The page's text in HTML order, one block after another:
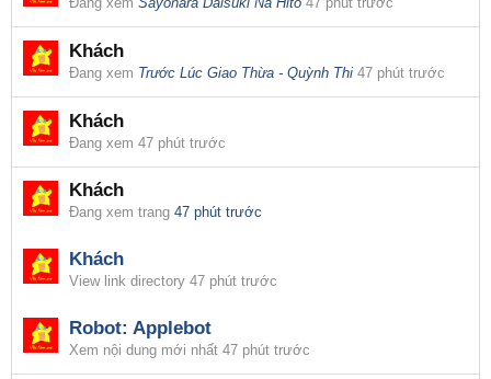
Khách
Đang xem Trước Lúc Giao Thừa - Quỳnh Thi 47 phút trước
Khách
Đang xem 47 phút trước
Khách
Đang xem trang 47 phút trước
Khách
View link directory 47 phút trước
Robot: Applebot
Xem nội dung mới nhất 47 phút trước